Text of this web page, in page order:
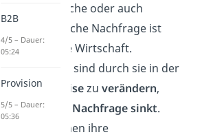
Eine unelastische oder auch
preisunelastische Nachfrage ist
wichtig für die Wirtschaft.
Unternehmen sind durch sie in der
Lage, ihre
Preisezu verändern,
ohnedass die Nachfragesinkt.
Dadurch können ihre
B2B
4/5 – Dauer:
05:24
Provision
5/5 – Dauer:
05:36